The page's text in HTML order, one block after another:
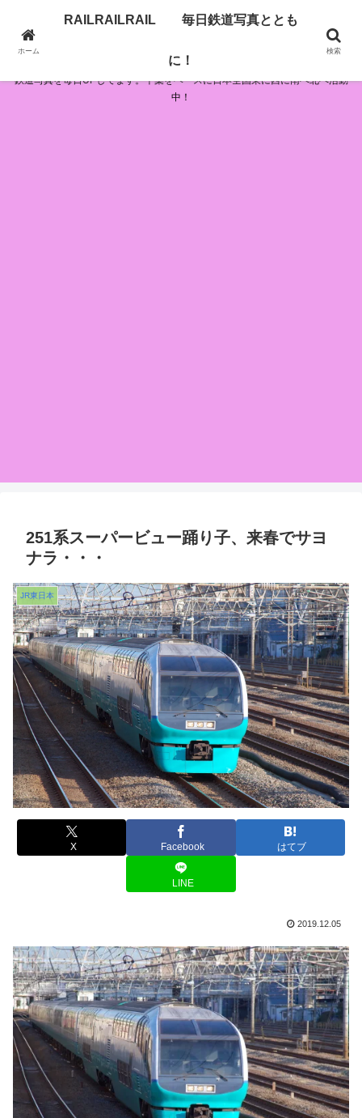
RAILRAILRAIL 毎日鉄道写真とともに！
鉄道写真を毎日UPしてます。千葉をベースに日本全国東に西に南へ北へ活動
中！
251系スーパービュー踊り子、来春でサヨ
ナラ・・・
JR東日本
X Facebook はてブ
LINE
2019.12.05
ホーム
RAILRAILRAIL 毎日鉄道写真ととも
に！
検索